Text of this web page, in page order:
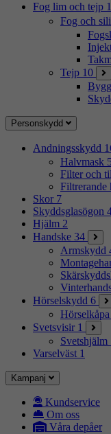
Fog lim och tejp
Fog och
Tejp 10
Personskydd
Andningsskydd
Halvmask
Filter och
Filtrerande
Skor 7
Skyddsglasögon
Hjälm 2
Handske 34
Armskydd
Hörselskydd 6
Hörselkåpa
Svetsvisir 1
Svetshjälm
Varselväst 1
Kampanj
Kundservice
Om oss
Våra depåer